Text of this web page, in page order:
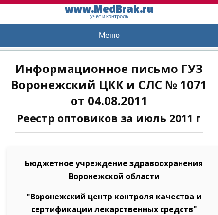
www.MedBrak.ru
учет и контроль
Меню
Информационное письмо ГУЗ
Воронежский ЦКК и СЛС № 1071
от 04.08.2011
Реестр оптовиков за июль 2011 г
Бюджетное учреждение здравоохранения
Воронежской области
"Воронежский центр контроля качества и
сертификации лекарственных средств"